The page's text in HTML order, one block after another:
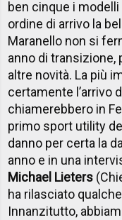
ben cinque i
ordine di arrivo la
Maranello non si
anno di transizione,
altre novità. La più
certamente l’arrivo
chiamerebbero in
primo sport utility
danno per certa la
anno e in una
Michael Lieters
ha rilasciato
Innanzitutto,